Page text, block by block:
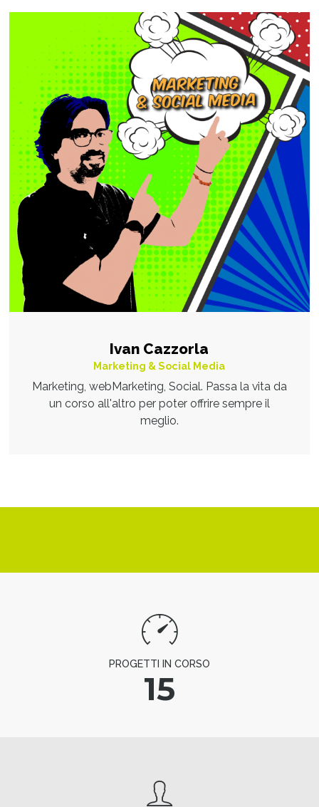
Ivan Cazzorla
Marketing & Social Media
Marketing, webMarketing, Social. Passa la vita da
un corso all'altro per poter offrire sempre il
meglio.
PROGETTI IN CORSO
15